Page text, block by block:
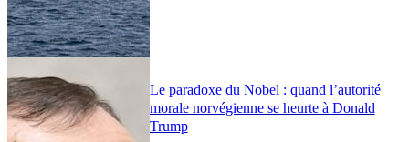
Le paradoxe du Nobel : quand l’autorité
morale norvégienne se heurte à Donald
Trump